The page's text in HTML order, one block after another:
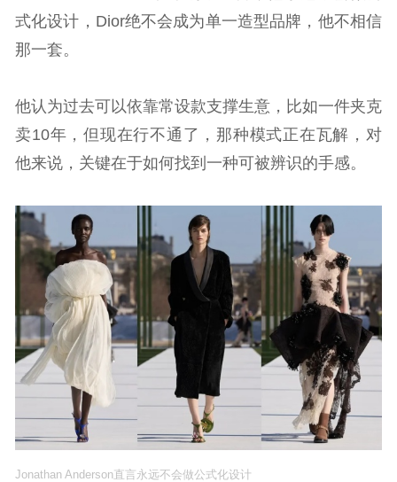
式化设计，Dior绝不会成为单一造型品牌，他不相信
那一套。
他认为过去可以依靠常设款支撑生意，比如一件夹克
卖10年，但现在行不通了，那种模式正在瓦解，对
他来说，关键在于如何找到一种可被辨识的手感。
Jonathan Anderson直言永远不会做公式化设计